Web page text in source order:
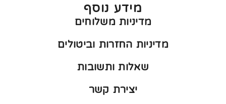
מידע נוסף
מדיניות משלוחים
מדיניות החזרות וביטולים
שאלות ותשובות
יצירת קשר